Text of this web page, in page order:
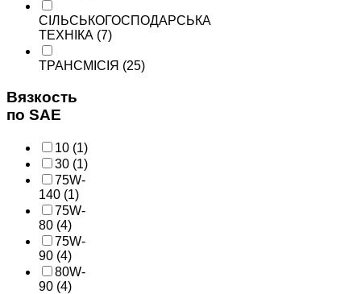
СІЛЬСЬКОГОСПОДАРСЬКА
ТЕХНІКА (7)
ТРАНСМІСІЯ (25)
Вязкость
по SAE
10 (1)
30 (1)
75W-
140 (1)
75W-
80 (4)
75W-
90 (4)
80W-
90 (4)